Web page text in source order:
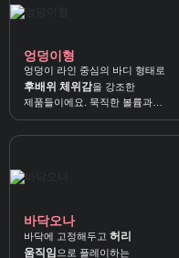
엉덩이형
엉덩이 라인 중심의 바디 형태로
후배위 체위감을 강조한
제품들이에요. 묵직한 볼륨과
밀착감으로리얼한 압박감을 느낄
수 있어요.
바닥오나
바닥에 고정해두고 허리
움직임 으로 플레이하는